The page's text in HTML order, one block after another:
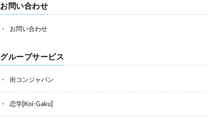
お問い合わせ
お問い合わせ
グループサービス
街コンジャパン
恋学[Koi-Gaku]